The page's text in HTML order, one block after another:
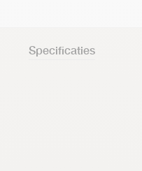
Specificaties